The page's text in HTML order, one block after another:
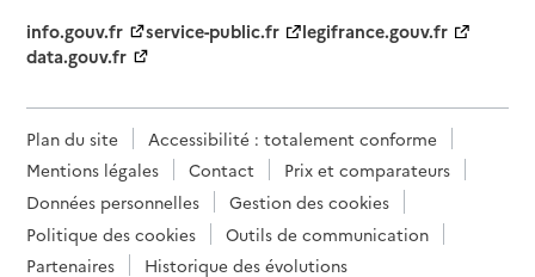
info.gouv.fr
service-public.fr
legifrance.gouv.fr
data.gouv.fr
Plan du site
Accessibilité : totalement conforme
Mentions légales
Contact
Prix et comparateurs
Données personnelles
Gestion des cookies
Politique des cookies
Outils de communication
Partenaires
Historique des évolutions